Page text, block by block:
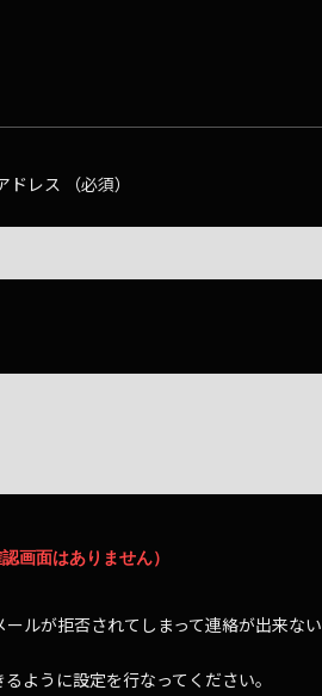
ドレス （必須）
画面はありません）
ルが拒否されてしまって連絡が出来ない
ように設定を行なってください。